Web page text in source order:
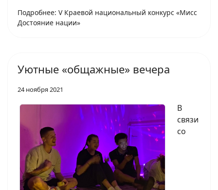
Подробнее: V Краевой национальный конкурс «Мисс
Достояние нации»
Уютные «общажные» вечера
24 ноября 2021
В
связи
со